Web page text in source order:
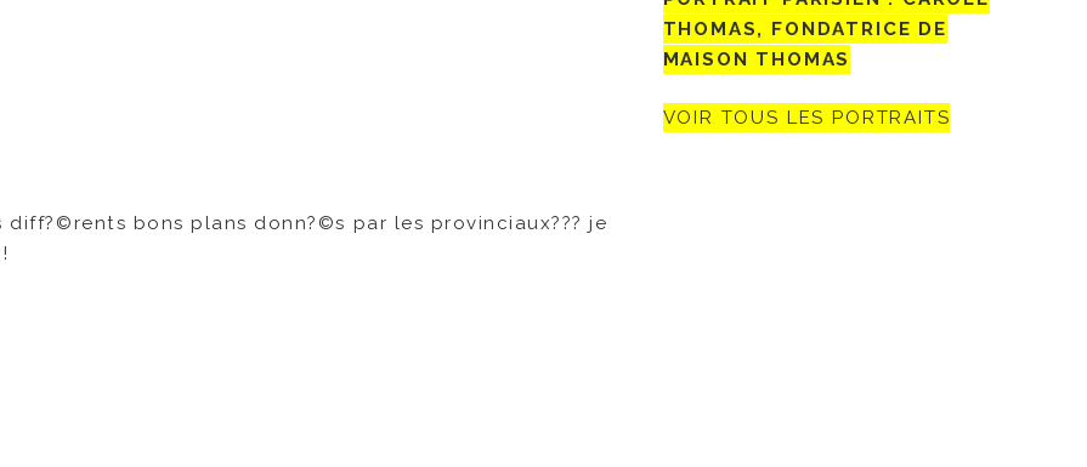
bons plans donn?©s par les provinciaux??? je
THOMAS, FONDATRICE DE
MAISON THOMAS
VOIR TOUS LES PORTRAITS